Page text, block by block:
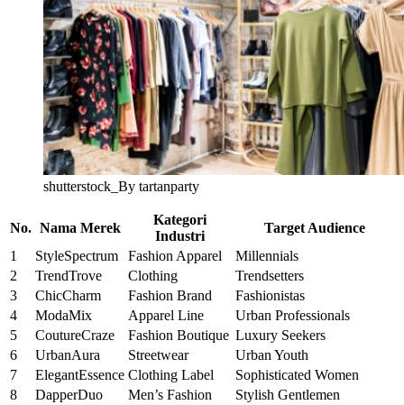
shutterstock_By tartanparty
No. Nama Merek
Kategori
Industri
Target Audience
1
StyleSpectrum Fashion Apparel
Millennials
2
TrendTrove Clothing
Trendsetters
3
ChicCharm Fashion Brand
Fashionistas
4
ModaMix Apparel Line
Urban Professionals
5
CoutureCraze Fashion Boutique Luxury Seekers
6
UrbanAura Streetwear
Urban Youth
7
ElegantEssence Clothing Label
Sophisticated Women
8
DapperDuo Men’s Fashion
Stylish Gentlemen